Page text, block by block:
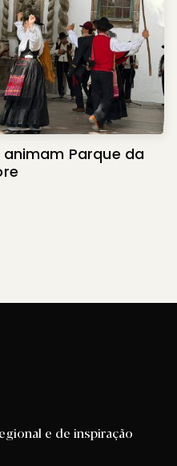
animam Parque da
e de inspiração